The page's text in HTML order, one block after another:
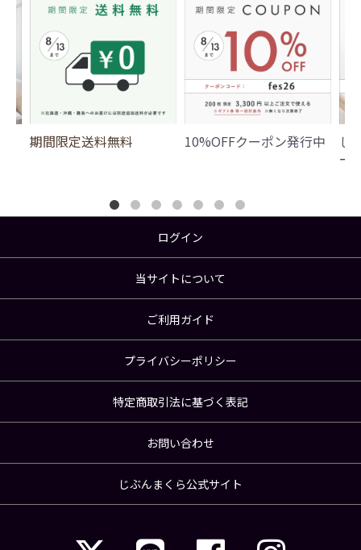
期間限定送料無料 10%OFFクーポン発行中
じ
ー
ログイン
当サイトについて
ご利用ガイド
プライバシーポリシー
特定商取引法に基づく表記
お問い合わせ
じぶんまくら公式サイト